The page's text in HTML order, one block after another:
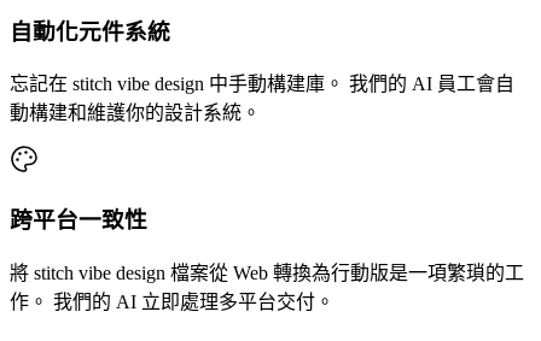
自動化元件系統
忘記在 stitch vibe design 中手動構建庫。 我們的 AI 員工會自
動構建和維護你的設計系統。
跨平台一致性
將 stitch vibe design 檔案從 Web 轉換為行動版是一項繁瑣的工
作。 我們的 AI 立即處理多平台交付。